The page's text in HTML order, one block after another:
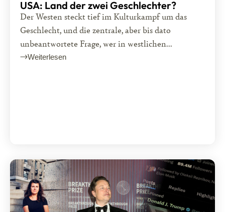
USA: Land der zwei Geschlechter?
Der Westen steckt tief im Kulturkampf um das
Geschlecht, und die zentrale, aber bis dato
unbeantwortete Frage, wer in westlichen...
Weiterlesen